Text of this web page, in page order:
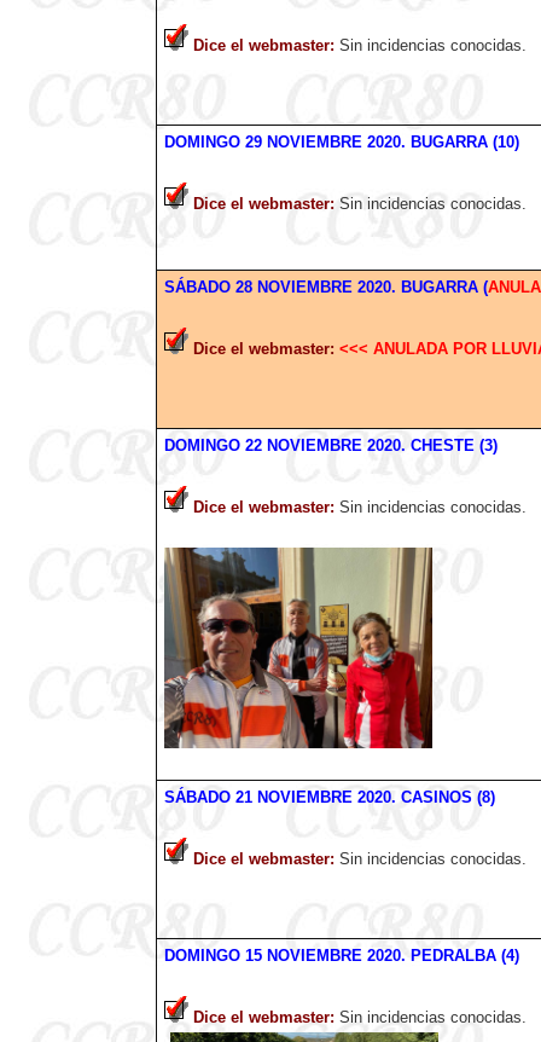
Dice el webmaster: Sin incidencias conocidas.
DOMINGO 29 NOVIEMBRE 2020. BUGARRA (10)
Dice el webmaster: Sin incidencias conocidas.
SÁBADO28 NOVIEMBRE 2020. BUGARRA (
Dice el webmaster: <<< ANULADA POR
DOMINGO 22 NOVIEMBRE 2020. CHESTE (3)
Dice el webmaster: Sin incidencias conocidas.
SÁBADO21 NOVIEMBRE 2020. CASINOS (8)
Dice el webmaster: Sin incidencias conocidas.
DOMINGO 15 NOVIEMBRE 2020. PEDRALBA (4)
Dice el webmaster: Sin incidencias conocidas.